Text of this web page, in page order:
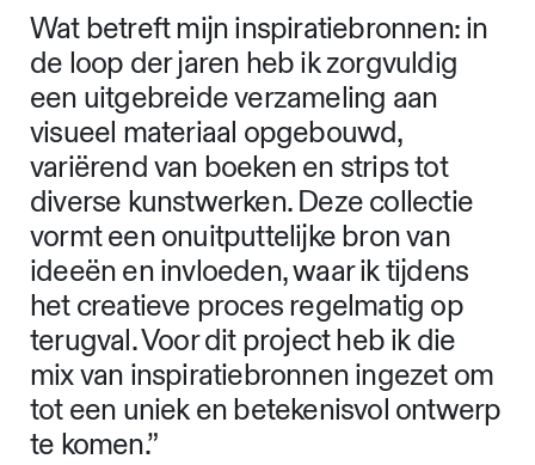
Wat betreft mijn inspiratiebronnen: in
de loop der jaren heb ik zorgvuldig
een uitgebreide verzameling aan
visueel materiaal opgebouwd,
variërend van boeken en strips tot
diverse kunstwerken. Deze collectie
vormt een onuitputtelijke bron van
ideeën en invloeden, waar ik tijdens
het creatieve proces regelmatig op
terugval. Voor dit project heb ik die
mix van inspiratiebronnen ingezet om
tot een uniek en betekenisvol ontwerp
te komen.”